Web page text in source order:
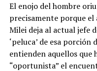
El enojo del hombre
precisamente porque el
Milei deja al actual jefe
‘peluca’ de esa
entienden aquellos que
“oportunista” el